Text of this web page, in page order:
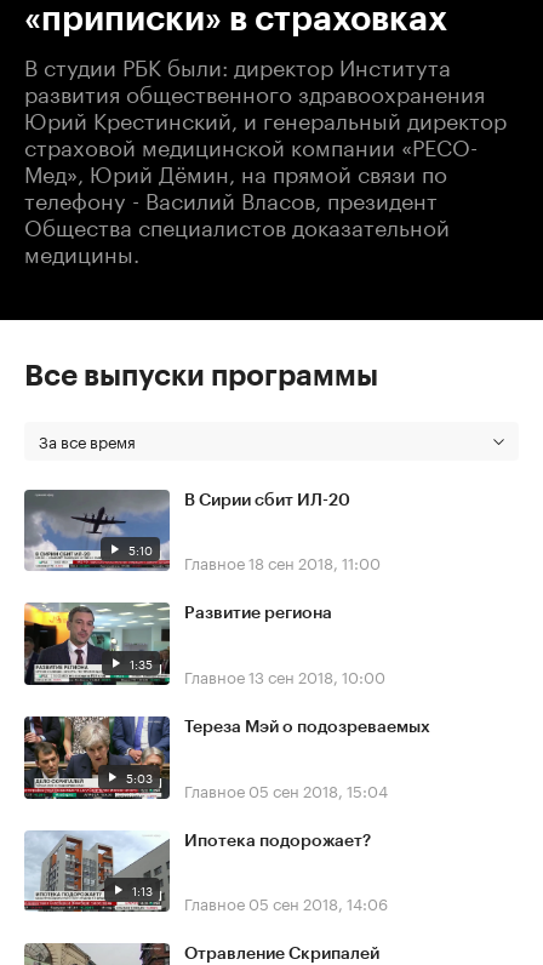
«приписки» в страховках
В студии РБК были: директор Института
развития общественного здравоохранения
Юрий Крестинский, и генеральный директор
страховой медицинской компании «РЕСО-
Мед», Юрий Дёмин, на прямой связи по
телефону - Василий Власов, президент
Общества специалистов доказательной
медицины.
Все выпуски программы
За все время
5:10
В Сирии сбит ИЛ-20
Главное18 сен 2018, 11:00
1:35
Развитие региона
Главное13 сен 2018, 10:00
5:03
Тереза Мэй о подозреваемых
Главное 05 сен 2018, 15:04
1:13
Ипотека подорожает?
Главное 05 сен 2018, 14:06
Отравление Скрипалей